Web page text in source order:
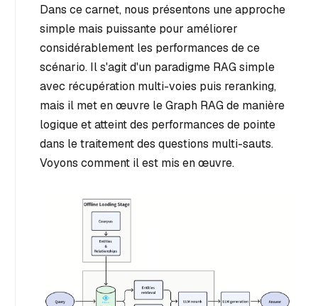
Dans ce carnet, nous présentons une approche
simple mais puissante pour améliorer
considérablement les performances de ce
scénario. Il s'agit d'un paradigme RAG simple
avec récupération multi-voies puis reranking,
mais il met en œuvre le Graph RAG de manière
logique et atteint des performances de pointe
dans le traitement des questions multi-sauts.
Voyons comment il est mis en œuvre.